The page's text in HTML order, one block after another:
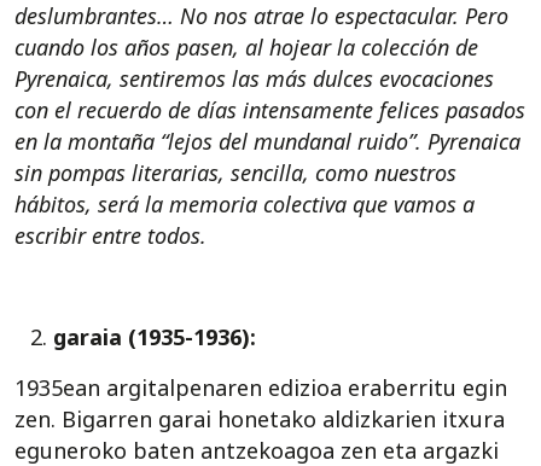
deslumbrantes… No nos atrae lo espectacular. Pero
cuando los años pasen, al hojear la colección de
Pyrenaica, sentiremos las más dulces evocaciones
con el recuerdo de días intensamente felices pasados
en la montaña “lejos del mundanal ruido”. Pyrenaica
sin pompas literarias, sencilla, como nuestros
hábitos, será la memoria colectiva que vamos a
escribir entre todos.
garaia (1935-1936):
1935ean argitalpenaren edizioa eraberritu egin
zen. Bigarren garai honetako aldizkarien itxura
eguneroko baten antzekoagoa zen eta argazki